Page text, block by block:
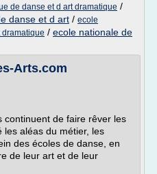
de danse et d art dramatique /
danse et d art / ecole
/ ecole nationale de
Arts.com
continuent de faire rêver les
les aléas du métier, les
des écoles de danse, en
de leur art et de leur